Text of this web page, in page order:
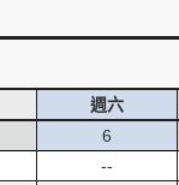
週六
6
--